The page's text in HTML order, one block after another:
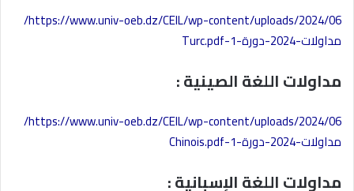
https://www.univ-oeb.dz/CEIL/wp-content/uploads/2024/06/
مداولات-2024-دورة-1-Turc.pdf
مداولات اللغة الصينية :
https://www.univ-oeb.dz/CEIL/wp-content/uploads/2024/06/
مداولات-2024-دورة-1-Chinois.pdf
مداولات اللغة الإسبانية :